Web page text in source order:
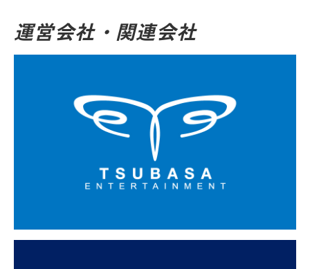
運営会社・関連会社